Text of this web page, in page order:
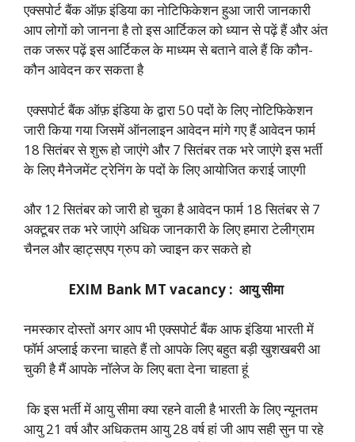
एक्सपोर्ट बैंक ऑफ़ इंडिया का नोटिफिकेशन हुआ जारी जानकारी
आप लोगों को जानना है तो इस आर्टिकल को ध्यान से पढ़ें हैं और अंत
तक जरूर पढ़ें इस आर्टिकल के माध्यम से बताने वाले हैं कि कौन-
कौन आवेदन कर सकता है
एक्सपोर्ट बैंक ऑफ़ इंडिया के द्वारा 50 पदों के लिए नोटिफिकेशन
जारी किया गया जिसमें ऑनलाइन आवेदन मांगे गए हैं आवेदन फार्म
18 सितंबर से शुरू हो जाएंगे और 7 सितंबर तक भरे जाएंगे इस भर्ती
के लिए मैनेजमेंट ट्रेनिंग के पदों के लिए आयोजित कराई जाएगी
और 12 सितंबर को जारी हो चुका है आवेदन फार्म 18 सितंबर से 7
अक्टूबर तक भरे जाएंगे अधिक जानकारी के लिए हमारा टेलीग्राम
चैनल और व्हाट्सएप ग्रुप को ज्वाइन कर सकते हो
EXIM Bank MT vacancy : आयु सीमा
नमस्कार दोस्तों अगर आप भी एक्सपोर्ट बैंक आफ इंडिया भारती में
फॉर्म अप्लाई करना चाहते हैं तो आपके लिए बहुत बड़ी खुशखबरी आ
चुकी है मैं आपके नॉलेज के लिए बता देना चाहता हूं
कि इस भर्ती में आयु सीमा क्या रहने वाली है भारती के लिए न्यूनतम
आयु 21 वर्ष और अधिकतम आयु 28 वर्ष हां जी आप सही सुन पा रहे